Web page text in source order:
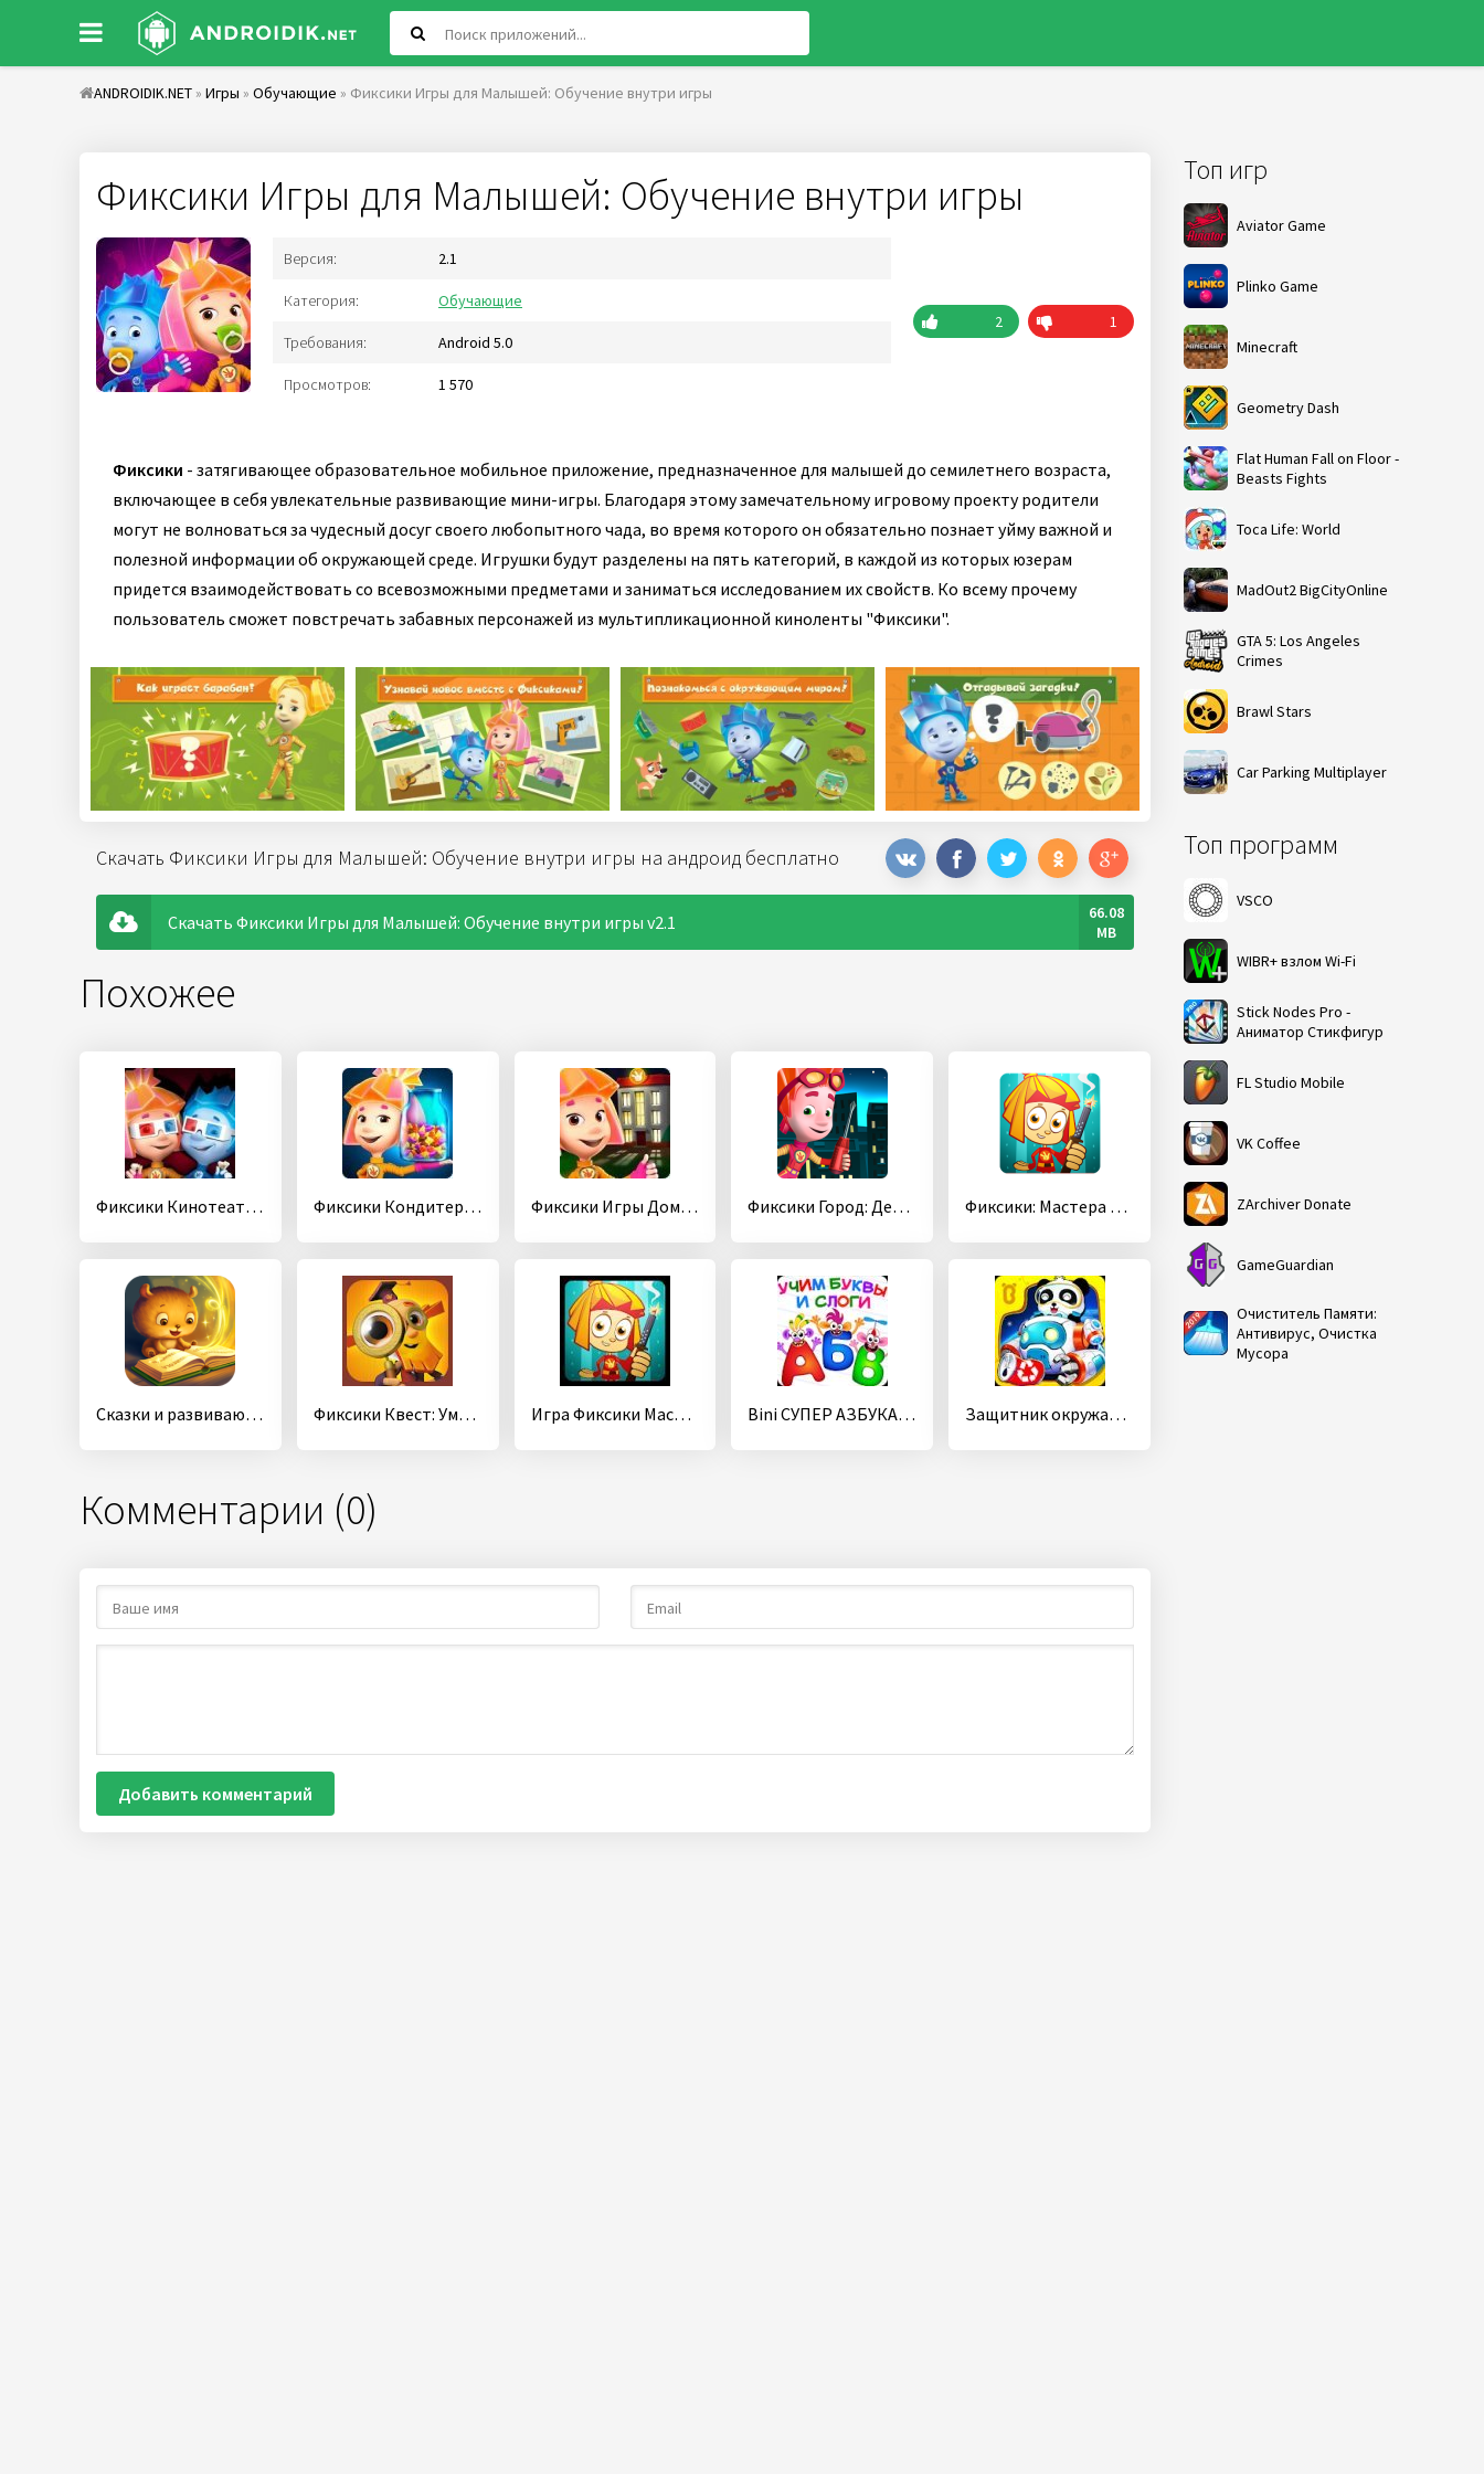
ANDROIDIK.NET » Игры » Обучающие » Фиксики Игры для Малышей: Обучение внутри игры
Топ игр
Aviator Game
Plinko Game
Minecraft
Geometry Dash
Flat Human Fall on Floor -
Beasts Fights
Toca Life: World
MadOut2 BigCityOnline
GTA 5: Los Angeles
Crimes
Brawl Stars
Car Parking Multiplayer
Топ программ
VSCO
WIBR+ взлом Wi-Fi
Stick Nodes Pro -
Аниматор Стикфигур
FL Studio Mobile
VK Coffee
ZArchiver Donate
GameGuardian
Очиститель Памяти:
Антивирус, Очистка
Мусора
Фиксики Игры для Малышей: Обучение внутри игры
Версия: 2.1
Категория: Обучающие
Требования: Android 5.0
Просмотров: 1 570
2 1
Фиксики - затягивающее образовательное мобильное приложение, предназначенное для малышей до семилетнего возраста,
включающее в себя увлекательные развивающие мини-игры. Благодаря этому замечательному игровому проекту родители
могут не волноваться за чудесный досуг своего любопытного чада, во время которого он обязательно познает уйму важной и
полезной информации об окружающей среде. Игрушки будут разделены на пять категорий, в каждой из которых юзерам
придется взаимодействовать со всевозможными предметами и заниматься исследованием их свойств. Ко всему прочему
пользователь сможет повстречать забавных персонажей из мультипликационной киноленты "Фиксики".
Скачать Фиксики Игры для Малышей: Обучение внутри игры на андроид бесплатно
Скачать Фиксики Игры для Малышей: Обучение внутри игры v2.1
66.08
MB
Похожее
Фиксики Кинотеатр: Смотреть Мультики для Детей Фиксики Кондитерская Фабрика: Шоколадный Торт Фиксики Игры Дом Мечты, Мемори и Пазлы для детей Фиксики Город: Детские игры Фиксики: Мастера На Вертолётах! Игры для детей!
Сказки и развивающие игры для детей, малышей Фиксики Квест: Умные игры для детей Игра Фиксики Мастера Bini СУПЕР АЗБУКА для детей и алфавит для малышей! Защитник окружающей среды
Комментарии (0)
Добавить комментарий